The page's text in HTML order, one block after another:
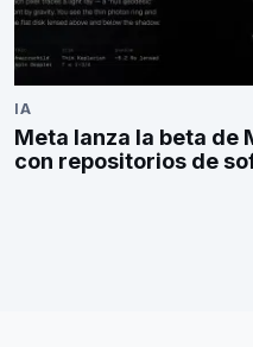
IA
Meta lanza la beta de
con repositorios de